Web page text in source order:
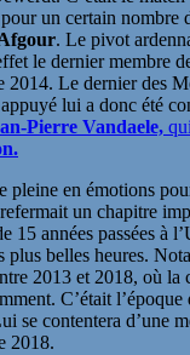
un certain nombre
. Le pivot
le dernier membre
2014. Le dernier des
lui a donc été
Pierre Vandaele,
pleine en émotions
refermait un chapitre
15 années passées à
plus belles heures.
2013 et 2018, où la
C’était
se contentera d’une
2018.